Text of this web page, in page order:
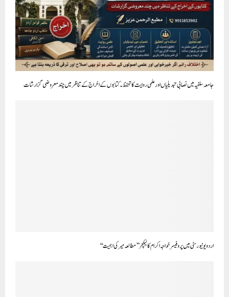
جامعہ سلفیہ میں نصابی تبدیلیاں اور علمی روایت کا تحفظ ۔ کتابوں کے اخراج کے تناظر میں چند معروضی گزارشات
اردو یونیورسٹی میں پروفیسر خواجہ اکرام کا لیکچر ’’مطالعہ میر کی اہمیت‘‘